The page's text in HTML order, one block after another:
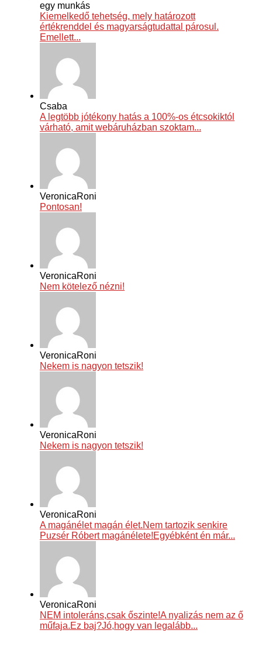
egy munkás
Kiemelkedő tehetség, mely határozott
értékrenddel és magyarságtudattal párosul.
Emellett...
Csaba
A legtöbb jótékony hatás a 100%-os étcsokiktól
várható, amit webáruházban szoktam...
VeronicaRoni
Pontosan!
VeronicaRoni
Nem kötelező nézni!
VeronicaRoni
Nekem is nagyon tetszik!
VeronicaRoni
Nekem is nagyon tetszik!
VeronicaRoni
A magánélet magán élet.Nem tartozik senkire
Puzsér Róbert magánélete!Egyébként én már...
VeronicaRoni
NEM intoleráns,csak őszinte!A nyalizás nem az ő
műfaja.Ez baj?Jó,hogy van legalább...